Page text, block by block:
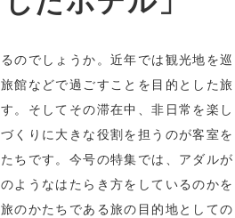
のでしょうか。近年では観光地を巡
館などで過ごすことを目的とした旅
。そしてその滞在中、非日常を楽し
くりに大きな役割を担うのが客室を
ちです。今号の特集では、アダルが
ようなはたらき方をしているのかを
のかたちである旅の目的地としての